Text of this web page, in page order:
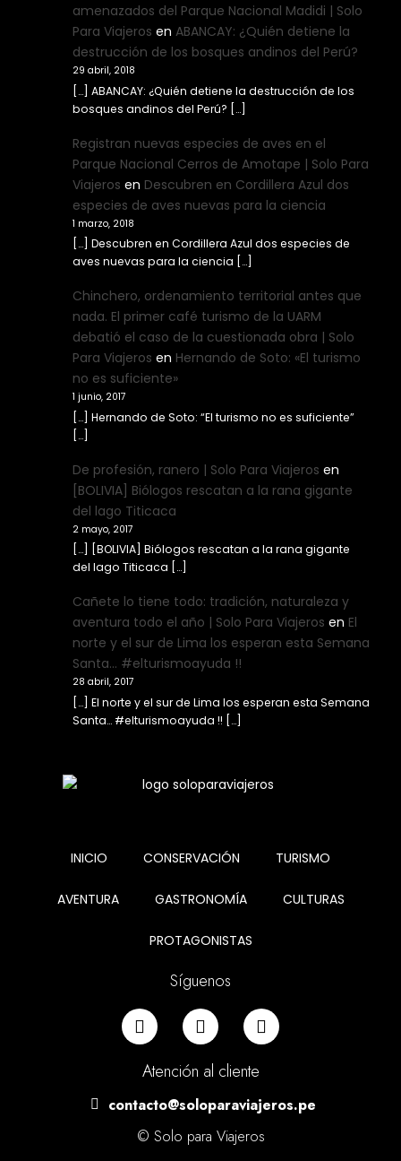
amenazados del Parque Nacional Madidi | Solo
Para Viajeros en ABANCAY: ¿Quién detiene la
destrucción de los bosques andinos del Perú?
29 abril, 2018
[…] ABANCAY: ¿Quién detiene la destrucción de los
bosques andinos del Perú? […]
Registran nuevas especies de aves en el
Parque Nacional Cerros de Amotape | Solo Para
Viajeros en Descubren en Cordillera Azul dos
especies de aves nuevas para la ciencia
1 marzo, 2018
[…] Descubren en Cordillera Azul dos especies de
aves nuevas para la ciencia […]
Chinchero, ordenamiento territorial antes que
nada. El primer café turismo de la UARM
debatió el caso de la cuestionada obra | Solo
Para Viajeros en Hernando de Soto: «El turismo
no es suficiente»
1 junio, 2017
[…] Hernando de Soto: “El turismo no es suficiente”
[…]
De profesión, ranero | Solo Para Viajeros en
[BOLIVIA] Biólogos rescatan a la rana gigante
del lago Titicaca
2 mayo, 2017
[…] [BOLIVIA] Biólogos rescatan a la rana gigante
del lago Titicaca […]
Cañete lo tiene todo: tradición, naturaleza y
aventura todo el año | Solo Para Viajeros en El
norte y el sur de Lima los esperan esta Semana
Santa… #elturismoayuda !!
28 abril, 2017
[…] El norte y el sur de Lima los esperan esta Semana
Santa… #elturismoayuda !! […]
INICIO CONSERVACIÓN TURISMO
AVENTURA GASTRONOMÍA CULTURAS
PROTAGONISTAS
Síguenos
Atención al cliente
contacto@soloparaviajeros.pe
© Solo para Viajeros